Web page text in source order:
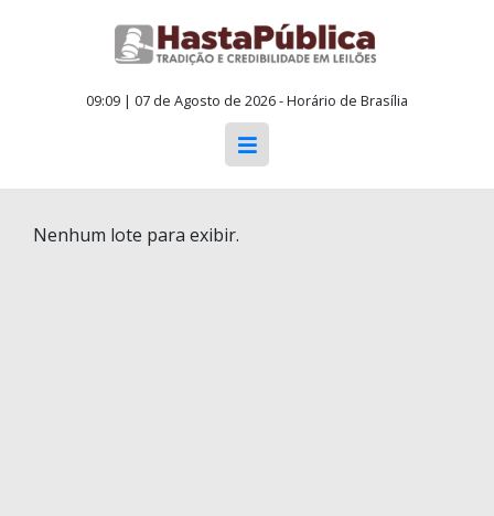
09:09 | 07 de Agosto de 2026 - Horário de Brasília
Nenhum lote para exibir.